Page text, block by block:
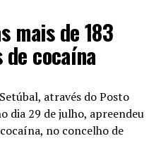
mais de 183
cocaína
através do Posto
dia 29 de julho, apreendeu
no concelho de